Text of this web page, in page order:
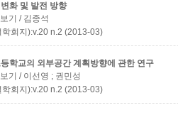
화 및 발전 방향
기 / 김종석
회지):v.20 n.2 (2013-03)
학교의 외부공간 계획방향에 관한 연구
기 / 이선영 ; 권민성
회지):v.20 n.2 (2013-03)